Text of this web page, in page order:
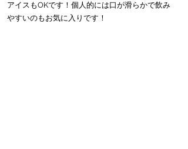
アイスもOKです！個人的には口が滑らかで飲み
やすいのもお気に入りです！